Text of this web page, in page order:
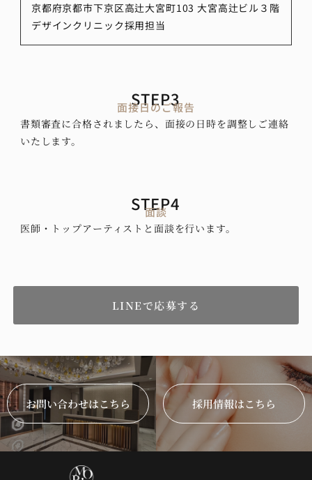
京都府京都市下京区高辻大宮町103 大宮高辻ビル３階
デザインクリニック採用担当
STEP3
面接日のご報告
書類審査に合格されましたら、面接の日時を調整しご連絡
いたします。
STEP4
面談
医師・トップアーティストと面談を行います。
LINEで応募する
お問い合わせはこちら 採用情報はこちら